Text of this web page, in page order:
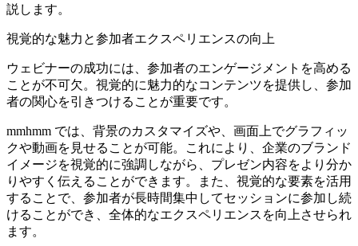
説します。
視覚的な魅力と参加者エクスペリエンスの向上
ウェビナーの成功には、参加者のエンゲージメントを高める
ことが不可欠。視覚的に魅力的なコンテンツを提供し、参加
者の関心を引きつけることが重要です。
mmhmm では、背景のカスタマイズや、画面上でグラフィッ
クや動画を見せることが可能。これにより、企業のブランド
イメージを視覚的に強調しながら、プレゼン内容をより分か
りやすく伝えることができます。また、視覚的な要素を活用
することで、参加者が長時間集中してセッションに参加し続
けることができ、全体的なエクスペリエンスを向上させられ
ます。